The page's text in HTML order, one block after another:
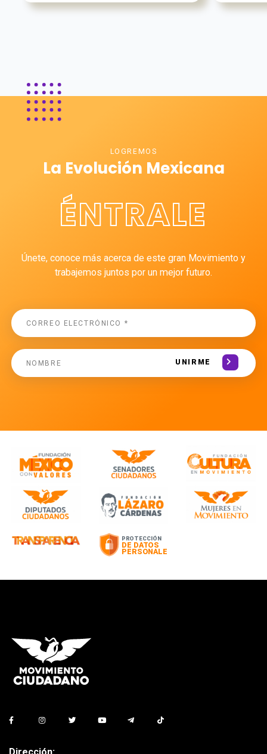
LOGREMOS
La Evolución Mexicana
ÉNTRALE
Únete, conoce más acerca de este gran Movimiento y
trabajemos juntos por un mejor futuro.
UNIRME